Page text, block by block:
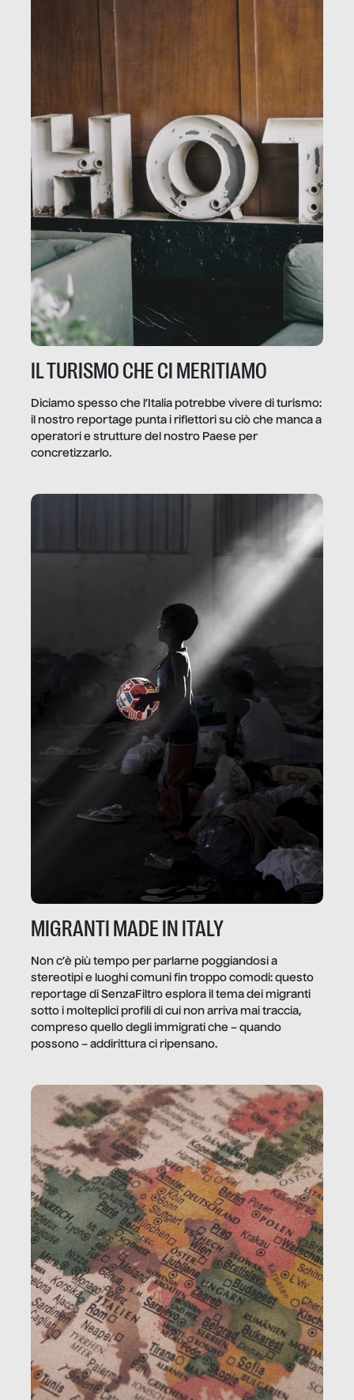
IL TURISMO CHE CI MERITIAMO
Diciamo spesso che l’Italia potrebbe vivere di turismo:
il nostro reportage punta i riflettori su ciò che manca a
operatori e strutture del nostro Paese per
concretizzarlo.
MIGRANTI MADE IN ITALY
Non c’è più tempo per parlarne poggiandosi a
stereotipi e luoghi comuni fin troppo comodi: questo
reportage di SenzaFiltro esplora il tema dei migranti
sotto i molteplici profili di cui non arriva mai traccia,
compreso quello degli immigrati che – quando
possono – addirittura ci ripensano.